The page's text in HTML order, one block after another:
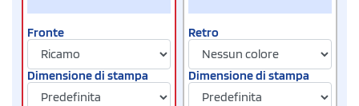
Fronte
Dimensione di stampa
Retro
Dimensione di stampa